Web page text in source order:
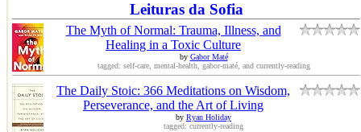
Leituras da Sofia
The Myth of Normal: Trauma, Illness, and
Healing in a Toxic Culture
by Gabor Maté
tagged: self-care, mental-health, gabor-maté, and currently-reading
The Daily Stoic: 366 Meditations on Wisdom,
Perseverance, and the Art of Living
by Ryan Holiday
tagged: currently-reading